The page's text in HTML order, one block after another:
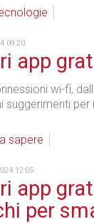
09:20
app
wi-fi,
suggerimenti
sapere
12:05
app
per